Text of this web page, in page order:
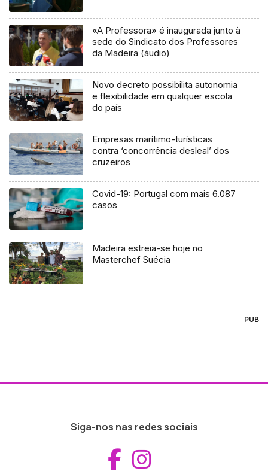
«A Professora» é inaugurada junto à
sede do Sindicato dos Professores
da Madeira (áudio)
Novo decreto possibilita autonomia
e flexibilidade em qualquer escola
do país
Empresas marítimo-turísticas
contra ‘concorrência desleal’ dos
cruzeiros
Covid-19: Portugal com mais 6.087
casos
Madeira estreia-se hoje no
Masterchef Suécia
PUB
Siga-nos nas redes sociais
Aceder ao